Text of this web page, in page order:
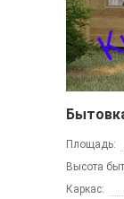
Площадь:
Высота
Каркас: